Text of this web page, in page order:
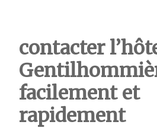
contacter
facilement et
rapidement